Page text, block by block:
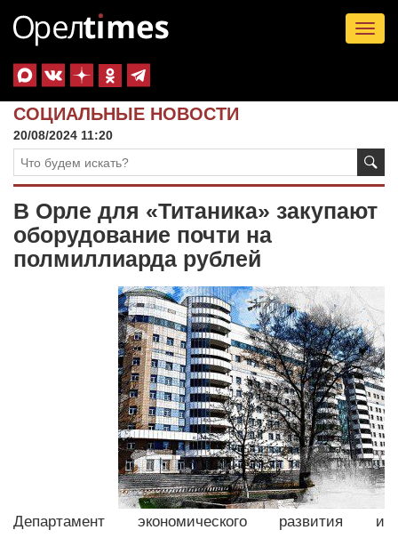
СОЦИАЛЬНЫЕ НОВОСТИ
20/08/2024 11:20
В Орле для «Титаника» закупают
оборудование почти на
полмиллиарда рублей
Департамент экономического развития и